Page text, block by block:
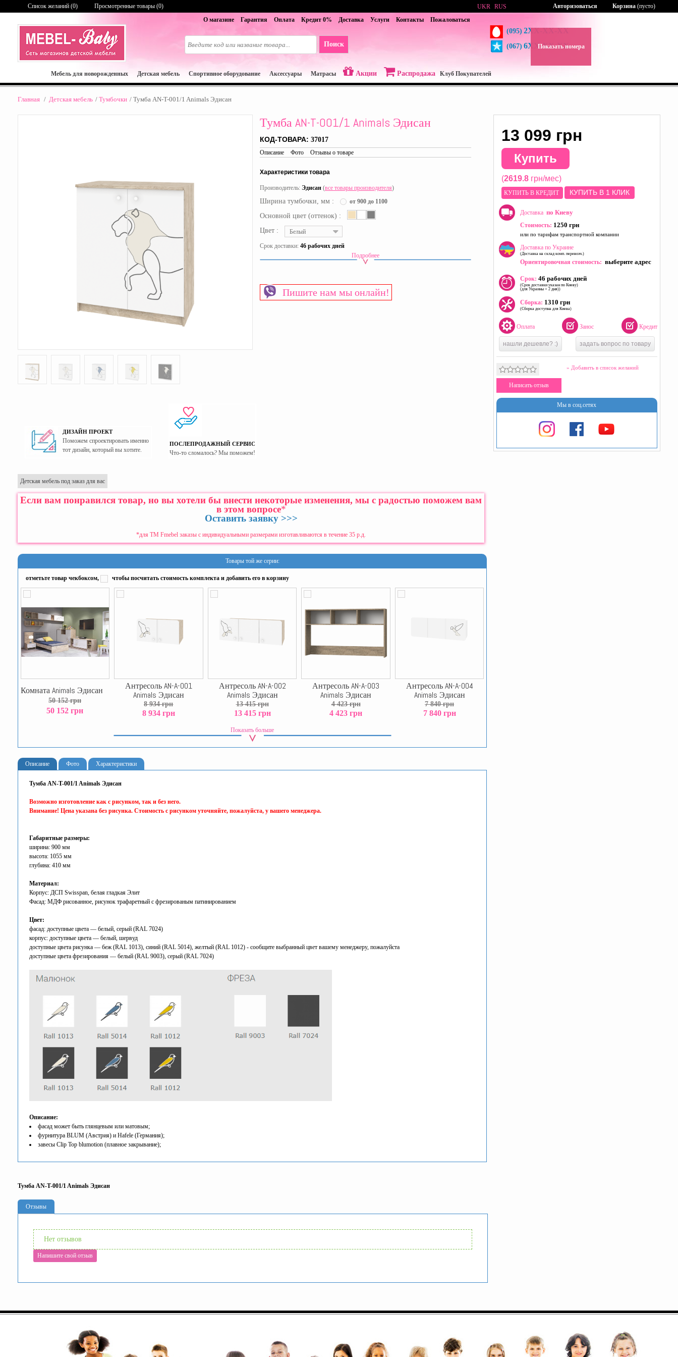
О магазине Гарантия Оплата Кредит 0% Доставка Услуги Контакты Пожаловаться
(095) 2XX-XX-XX
(067) 6XX-XX-XX
Показать номера
UKR RUS
Список желаний (0) Просмотренные товары (0) Корзина (пусто)
Авторизоваться
Мебель для новорожденных Детская мебель Спортивное оборудование Аксессуары Матрасы Акции Распродажа Клуб Покупателей
Главная / Детская мебель / Тумбочки / Тумба AN-T-001/1 Animals Эдисан
Тумба AN-T-001/1 Animals Эдисан
КОД-ТОВАРА: 37017
Описание Фото Отзывы о товаре
Характеристики товара
Производитель: Эдисан (все товары производителя)
Ширина тумбочки, мм : от 900 до 1100
Основной цвет (оттенок) :
Цвет :
Белый
Срок доставки: 46 рабочих дней
Материал изготовления каркаса ЛДСП
Пол Универсальный
Страна производитель Украина
Подробнее
Пишите нам мы онлайн!
ДИЗАЙН ПРОЕКТ
Поможем спроектировать именно
тот дизайн, который вы хотите.
ПОСЛЕПРОДАЖНЫЙ СЕРВИС
Что-то сломалось? Мы поможем!
Детская мебель под заказ для вас
Если вам понравился товар, но вы хотели бы внести некоторые изменения, мы с радостью поможем вам
в этом вопросе*
Оставить заявку >>>
*для ТМ Fmebel заказы с индивидуальными размерами изготавливаются в течение 35 р.д.
Товары той же серии:
отметьте товар чекбоксом, чтобы посчитать стоимость комплекта и добавить его в корзину
Комната Animals Эдисан
50 152 грн
50 152 грн
Антресоль AN-A-001
Animals Эдисан
8 934 грн
8 934 грн
Антресоль AN-A-002
Animals Эдисан
13 415 грн
13 415 грн
Антресоль AN-A-003
Animals Эдисан
4 423 грн
4 423 грн
Антресоль AN-A-004
Animals Эдисан
7 840 грн
7 840 грн
Показать больше
Описание Фото Характеристики
Тумба AN-T-001/1 Animals Эдисан
Возможно изготовление как с рисунком, так и без него.
Внимание! Цена указана без рисунка. Стоимость с рисунком уточняйте, пожалуйста, у вашего менеджера.
Габаритные размеры:
ширина: 900 мм
высота: 1055 мм
глубина: 410 мм
Материал:
Корпус: ДСП Swisspan, белая гладкая Элит
Фасад: МДФ рисованное, рисунок трафаретный с фрезированым патинированием
Цвет:
фасад: доступные цвета — белый, серый (RAL 7024)
корпус: доступные цвета — белый, шервуд
доступные цвета рисунка — беж (RAL 1013), синий (RAL 5014), желтый (RAL 1012) - сообщите выбранный цвет вашему менеджеру, пожалуйста
доступные цвета фрезирования — белый (RAL 9003), серый (RAL 7024)
Описание:
фасад может быть глянцевым или матовым;
фурнитура BLUM (Австрия) и Hafele (Германия);
завесы Clip Top blumotion (плавное закрывание);
Тумба AN-T-001/1 Animals Эдисан
Отзывы
Нет отзывов
Напишите свой отзыв
13 099 грн
Купить
(2619.8грн/мес)
КУПИТЬ В КРЕДИТ КУПИТЬ В 1 КЛИК
Доставка по Киеву
Стоимость: 1250 грн
или по тарифам транспортной компании
Доставка по Украине
(Доставка на склад комп. перевозч.)
Ориентировочная стоимость: выберите адрес
Срок: 46 рабочих дней
(Срок доставки указан по Киеву)
(для Украины + 2 дня))
Сборка: 1310 грн
(Сборка доступна для Киева)
Оплата Занос Кредит
нашли дешевле? :) задать вопрос по товару
» Добавить в список желаний
Написать отзыв
Мы в соц.сетях